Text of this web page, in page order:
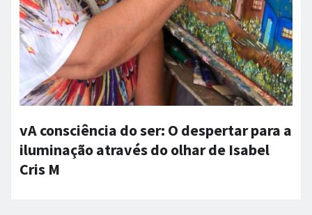
vA consciência do ser: O despertar para a
iluminação através do olhar de Isabel
Cris M